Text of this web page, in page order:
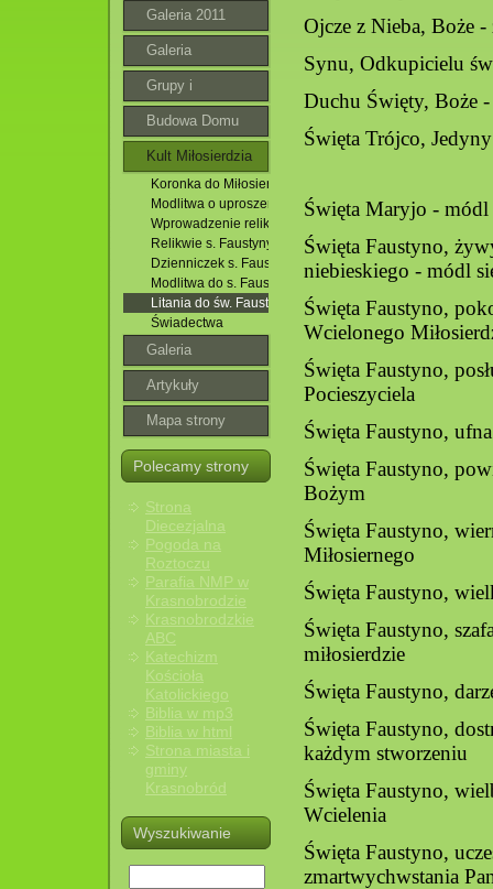
Galeria 2011
Galeria
Grupy i
wspólnoty
Budowa Domu
Parafialnego
Kult Miłosierdzia
Bożego
Koronka do Miłosierdzia Bożego
Modlitwa o uproszenie łask za przyczyną św. Faustyny
Wprowadzenie relikwii s. Faustyny
Relikwie s. Faustyny
Dzienniczek s. Faustyny
Modlitwa do s. Faustyny
Litania do św. Faustyny
Świadectwa
Galeria
roztoczańska
Artykuły
Mapa strony
Polecamy strony
Strona
Diecezjalna
Pogoda na
Roztoczu
Parafia NMP w
Krasnobrodzie
Krasnobrodzkie
ABC
Katechizm
Kościoła
Katolickiego
Biblia w mp3
Biblia w html
Strona miasta i
gminy
Krasnobród
Wyszukiwanie
Ojcze z Nieba, Boże
Synu, Odkupicielu
Duchu Święty, Boże
Święta Trójco,
Święta Maryjo - módl
Święta Faustyno,
niebieskiego - módl
Święta Faustyno,
Wcielonego
Święta Faustyno,
Pocieszyciela
Święta Faustyno,
Święta Faustyno,
Bożym
Święta Faustyno,
Miłosiernego
Święta Faustyno,
Święta Faustyno,
miłosierdzie
Święta Faustyno,
Święta Faustyno,
każdym stworzeniu
Święta Faustyno,
Wcielenia
Święta Faustyno,
zmartwychwstania